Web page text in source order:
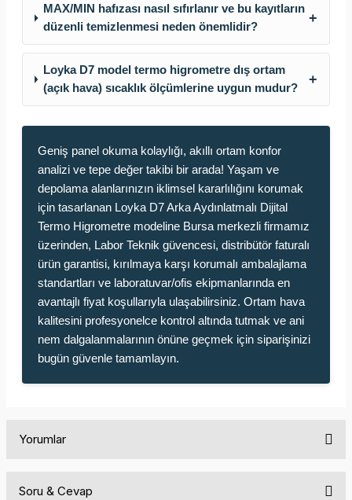
MAX/MIN hafızası nasıl sıfırlanır ve bu kayıtların
düzenli temizlenmesi neden önemlidir?
+
Loyka D7 model termo higrometre dış ortam
(açık hava) sıcaklık ölçümlerine uygun mudur?
+
Geniş panel okuma kolaylığı, akıllı ortam konfor
analizi ve tepe değer takibi bir arada! Yaşam ve
depolama alanlarınızın iklimsel kararlılığını korumak
için tasarlanan Loyka D7 Arka Aydınlatmalı Dijital
Termo Higrometre modeline Bursa merkezli firmamız
üzerinden, Labor Teknik güvencesi, distribütör faturalı
ürün garantisi, kırılmaya karşı korumalı ambalajlama
standartları ve laboratuvar/ofis ekipmanlarında en
avantajlı fiyat koşullarıyla ulaşabilirsiniz. Ortam hava
kalitesini profesyonelce kontrol altında tutmak ve ani
nem dalgalanmalarının önüne geçmek için siparişinizi
bugün güvenle tamamlayın.
Yorumlar
Soru & Cevap